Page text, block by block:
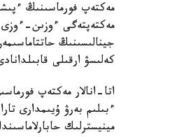
مەكتەپ فورماسىنىڭ
مەكتەپتەگى ءوزىن-ءوزى
جينالىسىنىڭ
كەلىسۋ ارقىلى
اتا-انالار مەكتەپ
ءبىلىم بەرۋ ۇيىمدارى
مينيسترلىك